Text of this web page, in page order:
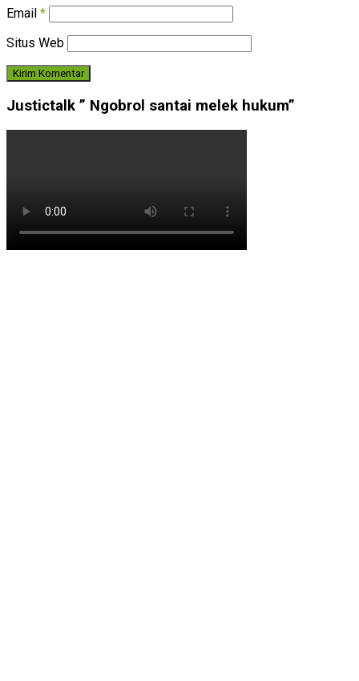
Email *
Situs Web
Justictalk ” Ngobrol santai melek hukum”